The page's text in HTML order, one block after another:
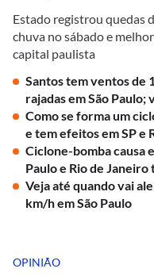
Estado registrou quedas
chuva no sábado e
capital paulista
Santos tem ventos de
rajadas em São Paulo;
Como se forma um
e tem efeitos em SP e
Ciclone-bomba causa
Paulo e Rio de
Veja até quando vai
km/h em São Paulo
OPINIÃO